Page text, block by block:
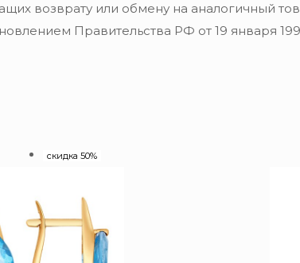
возврату или обмену на аналогичный
Правительства РФ от 19 января
скидка 50%